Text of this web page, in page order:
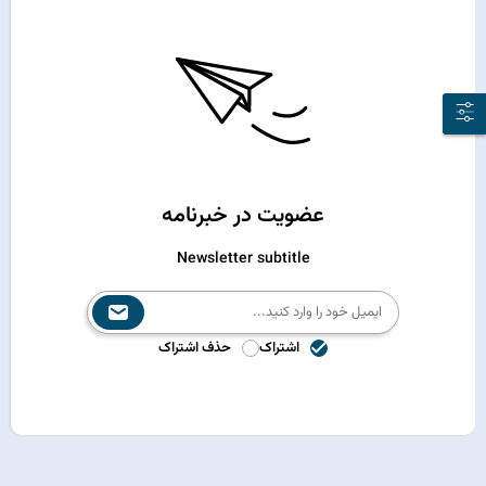
عضویت در خبرنامه
Newsletter subtitle
اشتراک حذف اشتراک